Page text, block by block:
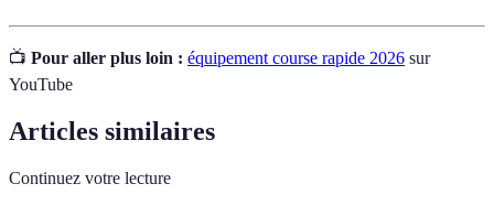
📺 Pour aller plus loin : équipement course rapide 2026 sur
YouTube
Articles similaires
Continuez votre lecture